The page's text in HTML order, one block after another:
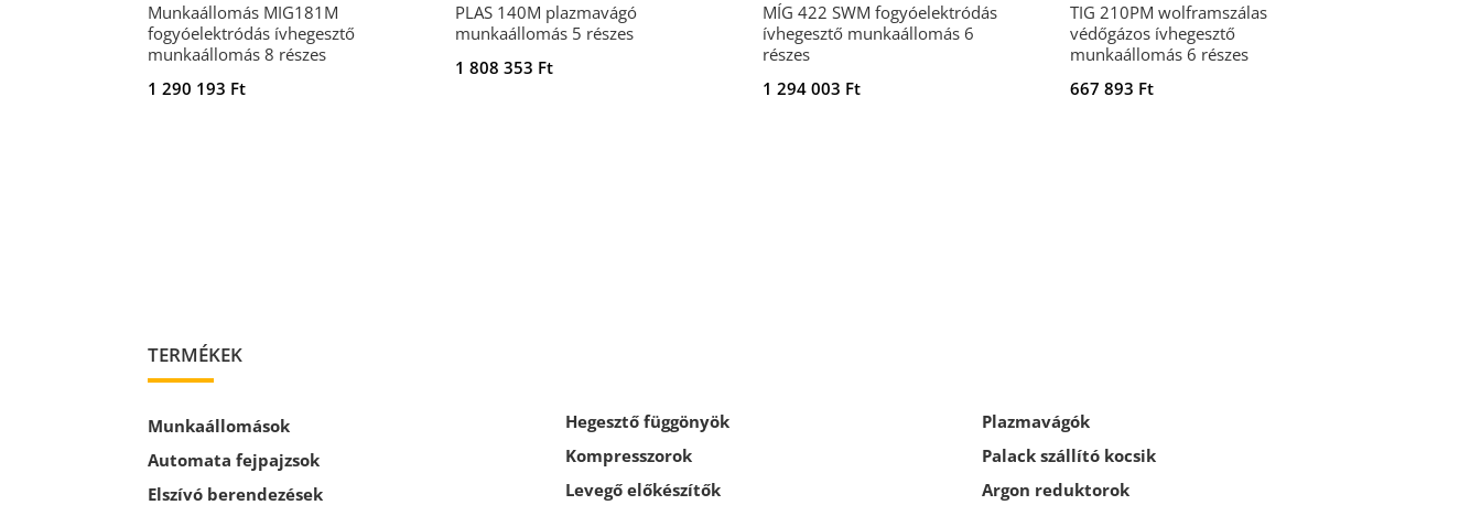
Munkaállomás MIG181M
fogyóelektródás ívhegesztő
munkaállomás 8 részes
1 290 193 Ft
PLAS 140M plazmavágó
munkaállomás 5 részes
1 808 353 Ft
MÍG 422 SWM fogyóelektródás
ívhegesztő munkaállomás 6
részes
1 294 003 Ft
TIG 210PM wolframszálas
védőgázos ívhegesztő
munkaállomás 6 részes
667 893 Ft
TERMÉKEK
Munkaállomások
Automata fejpajzsok
Elszívó berendezések
Hegesztő függönyök
Kompresszorok
Levegő előkészítők
Plazmavágók
Palack szállító kocsik
Argon reduktorok